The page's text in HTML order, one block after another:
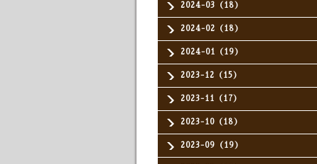
2024-03（18）
2024-02（18）
2024-01（19）
2023-12（15）
2023-11（17）
2023-10（18）
2023-09（19）